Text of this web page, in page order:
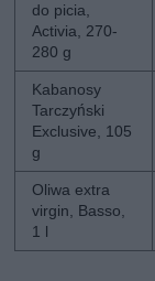
do picia,
Activia, 270-
280 g
Kabanosy
Tarczyński
Exclusive, 105
g
Oliwa extra
virgin, Basso,
1 l